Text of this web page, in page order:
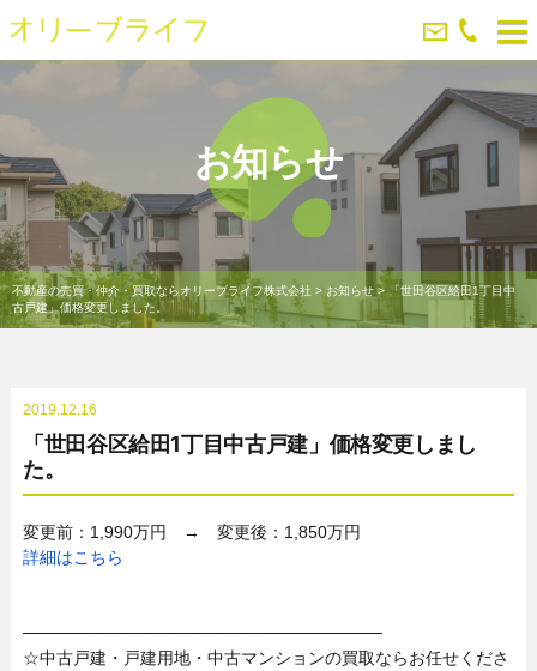
お知らせ
不動産の売買・仲介・買取ならオリーブライフ株式会社 > お知らせ> 「世田谷区給田1丁目中
古戸建」価格変更しました。
2019.12.16
「世田谷区給田1丁目中古戸建」価格変更しまし
た。
変更前：1,990万円 → 変更後：1,850万円
詳細はこちら
──────────────────────────────
☆中古戸建・戸建用地・中古マンションの買取ならお任せくださ